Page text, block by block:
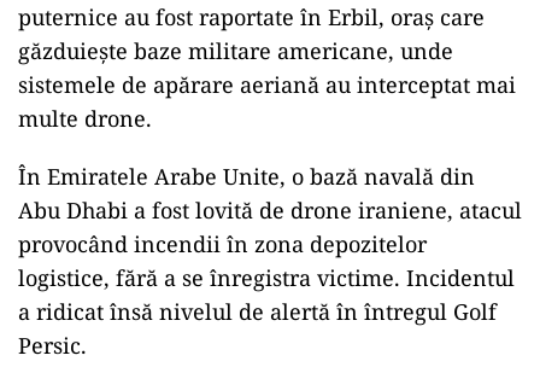
puternice au fost raportate în Erbil, oraș care
găzduiește baze militare americane, unde
sistemele de apărare aeriană au interceptat mai
multe drone.
În Emiratele Arabe Unite, o bază navală din
Abu Dhabi a fost lovită de drone iraniene, atacul
provocând incendii în zona depozitelor
logistice, fără a se înregistra victime. Incidentul
a ridicat însă nivelul de alertă în întregul Golf
Persic.